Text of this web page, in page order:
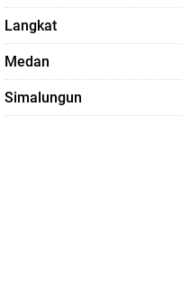
Langkat
Medan
Simalungun